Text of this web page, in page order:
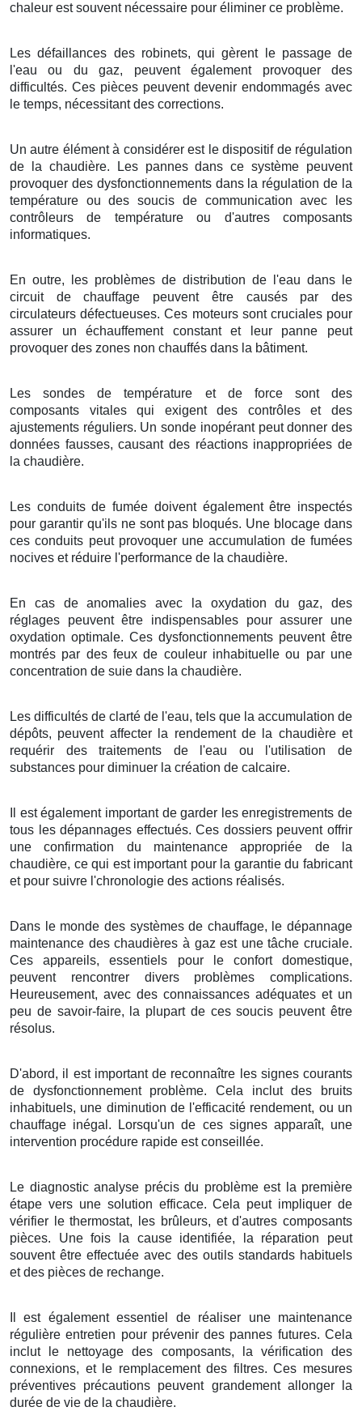
chaleur est souvent nécessaire pour éliminer ce problème.
Les défaillances des robinets, qui gèrent le passage de
l'eau ou du gaz, peuvent également provoquer des
difficultés. Ces pièces peuvent devenir endommagés avec
le temps, nécessitant des corrections.
Un autre élément à considérer est le dispositif de régulation
de la chaudière. Les pannes dans ce système peuvent
provoquer des dysfonctionnements dans la régulation de la
température ou des soucis de communication avec les
contrôleurs de température ou d'autres composants
informatiques.
En outre, les problèmes de distribution de l'eau dans le
circuit de chauffage peuvent être causés par des
circulateurs défectueuses. Ces moteurs sont cruciales pour
assurer un échauffement constant et leur panne peut
provoquer des zones non chauffés dans la bâtiment.
Les sondes de température et de force sont des
composants vitales qui exigent des contrôles et des
ajustements réguliers. Un sonde inopérant peut donner des
données fausses, causant des réactions inappropriées de
la chaudière.
Les conduits de fumée doivent également être inspectés
pour garantir qu'ils ne sont pas bloqués. Une blocage dans
ces conduits peut provoquer une accumulation de fumées
nocives et réduire l'performance de la chaudière.
En cas de anomalies avec la oxydation du gaz, des
réglages peuvent être indispensables pour assurer une
oxydation optimale. Ces dysfonctionnements peuvent être
montrés par des feux de couleur inhabituelle ou par une
concentration de suie dans la chaudière.
Les difficultés de clarté de l'eau, tels que la accumulation de
dépôts, peuvent affecter la rendement de la chaudière et
requérir des traitements de l'eau ou l'utilisation de
substances pour diminuer la création de calcaire.
Il est également important de garder les enregistrements de
tous les dépannages effectués. Ces dossiers peuvent offrir
une confirmation du maintenance appropriée de la
chaudière, ce qui est important pour la garantie du fabricant
et pour suivre l'chronologie des actions réalisés.
Dans le monde des systèmes de chauffage, le dépannage
maintenance des chaudières à gaz est une tâche cruciale.
Ces appareils, essentiels pour le confort domestique,
peuvent rencontrer divers problèmes complications.
Heureusement, avec des connaissances adéquates et un
peu de savoir-faire, la plupart de ces soucis peuvent être
résolus.
D'abord, il est important de reconnaître les signes courants
de dysfonctionnement problème. Cela inclut des bruits
inhabituels, une diminution de l'efficacité rendement, ou un
chauffage inégal. Lorsqu'un de ces signes apparaît, une
intervention procédure rapide est conseillée.
Le diagnostic analyse précis du problème est la première
étape vers une solution efficace. Cela peut impliquer de
vérifier le thermostat, les brûleurs, et d'autres composants
pièces. Une fois la cause identifiée, la réparation peut
souvent être effectuée avec des outils standards habituels
et des pièces de rechange.
Il est également essentiel de réaliser une maintenance
régulière entretien pour prévenir des pannes futures. Cela
inclut le nettoyage des composants, la vérification des
connexions, et le remplacement des filtres. Ces mesures
préventives précautions peuvent grandement allonger la
durée de vie de la chaudière.